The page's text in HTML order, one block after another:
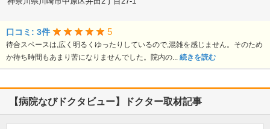
口コミ: 3件 5
待合スペースは,広く明るくゆったりしているので,混雑を感じません。そのため
か待ち時間もあまり苦になりませんでした。院内の... 続きを読む
【病院なびドクタビュー】ドクター取材記事